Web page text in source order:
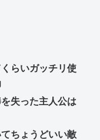
らいガッチリ使
失った主人公は
ちょうどいい敵